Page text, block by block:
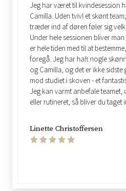
Jeg har været til kvindesession
Camilla. Uden tvivl et skønt
træder ind af døren føler sig
Under hele sessionen bliver
er hele tiden med til at
foregå. Jeg har haft nogle
og Camilla, og det er ikke sidste
mod studiet i skoven - et
Jeg kan varmt anbefale teamet,
eller rutineret, så bliver du taget
Linette Christoffersen